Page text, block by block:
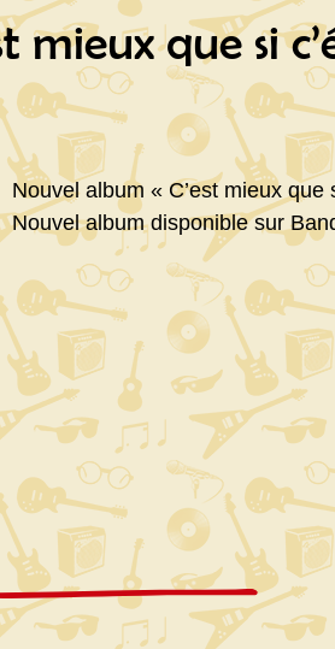
mieux que si
Nouvel album « C’est mieux que
Nouvel album disponible sur